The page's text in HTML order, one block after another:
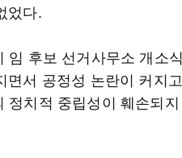
었다.
임 후보 선거사무소 개소
서 공정성 논란이 커지
정치적 중립성이 훼손되